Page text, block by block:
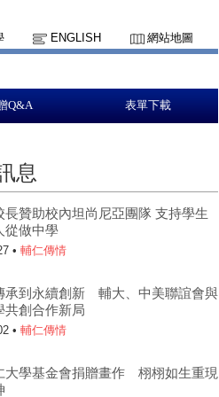
ENGLISH 網站地圖
Q&A 表單下載
息
長贊助校內坦尚尼亞團隊 支持學生
從做中學
• 輔仁傳情
承到永續創新 輔大、中美聯誼會與
共創合作新局
• 輔仁傳情
大學基金會捐贈畫作 栩栩如生重現